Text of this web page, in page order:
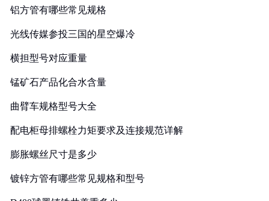
铝方管有哪些常见规格
光线传媒参投三国的星空爆冷
横担型号对应重量
锰矿石产品化合水含量
曲臂车规格型号大全
配电柜母排螺栓力矩要求及连接规范详解
膨胀螺丝尺寸是多少
镀锌方管有哪些常见规格和型号